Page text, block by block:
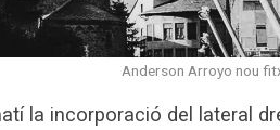
Anderson Arroyo nou
la incorporació del lateral